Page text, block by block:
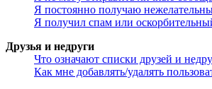
Я постоянно получаю
Я получил спам или
Друзья и недруги
Что означают списки друзей и
Как мне добавлять/удалять